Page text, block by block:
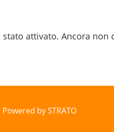
attivato. Ancora non
Powered by STRATO